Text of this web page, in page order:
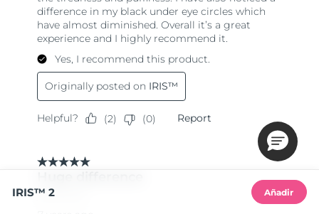
IRIS™ 2 Añadir